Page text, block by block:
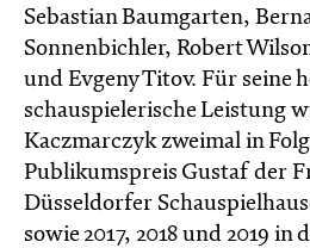
Sebastian Baumgarten,
Sonnenbichler, Robert
und Evgeny Titov. Für seine
schauspielerische Leistung
Kaczmarczyk zweimal in
Publikumspreis Gustaf der
Düsseldorfer
sowie 2017, 2018 und 2019